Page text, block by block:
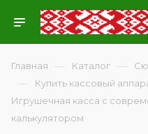
Главная — Каталог —
— Купить кассовый
Игрушечная касса с
калькулятором